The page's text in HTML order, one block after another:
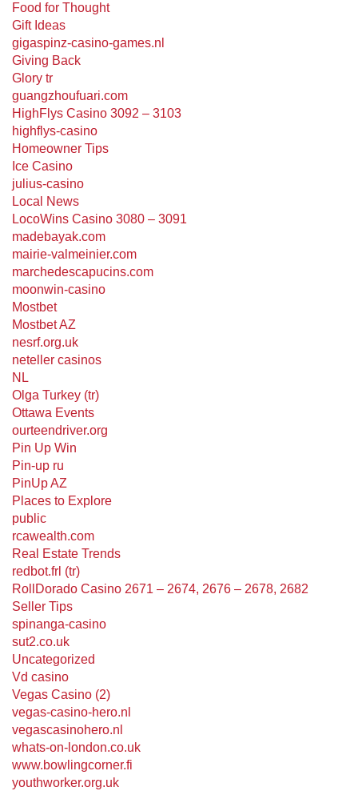
Food for Thought
Gift Ideas
gigaspinz-casino-games.nl
Giving Back
Glory tr
guangzhoufuari.com
HighFlys Casino 3092 – 3103
highflys-casino
Homeowner Tips
Ice Casino
julius-casino
Local News
LocoWins Casino 3080 – 3091
madebayak.com
mairie-valmeinier.com
marchedescapucins.com
moonwin-casino
Mostbet
Mostbet AZ
nesrf.org.uk
neteller casinos
NL
Olga Turkey (tr)
Ottawa Events
ourteendriver.org
Pin Up Win
Pin-up ru
PinUp AZ
Places to Explore
public
rcawealth.com
Real Estate Trends
redbot.frl (tr)
RollDorado Casino 2671 – 2674, 2676 – 2678, 2682
Seller Tips
spinanga-casino
sut2.co.uk
Uncategorized
Vd casino
Vegas Casino (2)
vegas-casino-hero.nl
vegascasinohero.nl
whats-on-london.co.uk
www.bowlingcorner.fi
youthworker.org.uk